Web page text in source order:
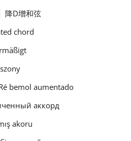
降D增和弦
chord
bemol aumentado
аккорд
akoru